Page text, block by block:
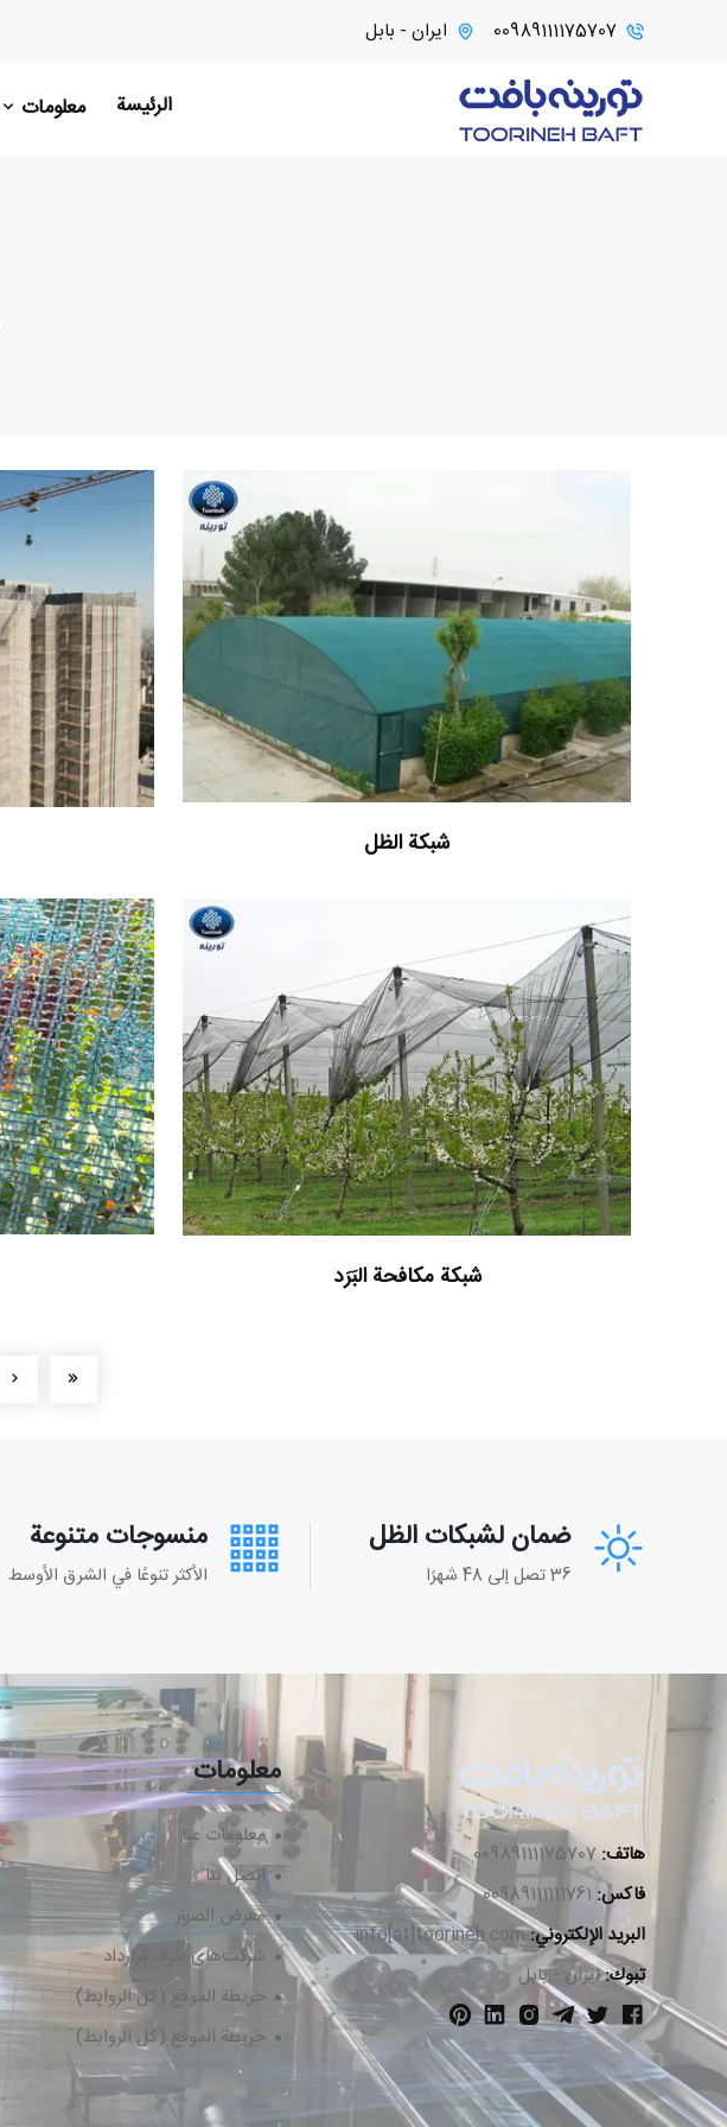
00989111175707 ایران - بابل
الرئيسة معلومات
شبكة الظل
شبكة مكافحة البَرَد
ضمان لشبكات الظل
36 تصل إلى 48 شهرًا
منسوجات متنوعة
الأكثر تنوعًا في الشرق الأوسط
هاتف:00989111175707
فاكس: 00989111111761
البريد الإلكتروني:info[at]toorineh.com
تبوك:ایران - بابل
معلومات
معلومات عنا
اتصل بنا
معرض الصور
شرکت‌های طرف قرارداد
خريطة الموقع (كل الروابط)
خريطة الموقع (كل الروابط)